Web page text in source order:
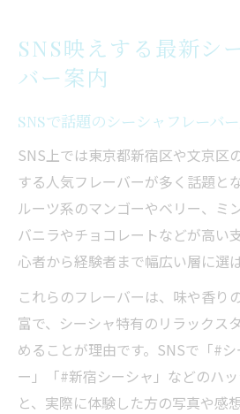
SNS映えする最新シ
バー案内
SNSで話題のシーシャフレーバ
SNS上では東京都新宿区や文京区
する人気フレーバーが多く話題と
ルーツ系のマンゴーやベリー、ミ
バニラやチョコレートなどが高い
心者から経験者まで幅広い層に選
これらのフレーバーは、味や香り
富で、シーシャ特有のリラックス
めることが理由です。SNSで「#
ー」「#新宿シーシャ」などのハ
と、実際に体験した方の写真や感